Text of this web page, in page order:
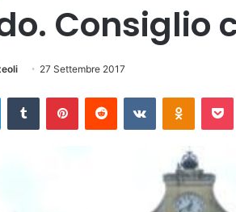
Consiglio
27 Settembre 2017